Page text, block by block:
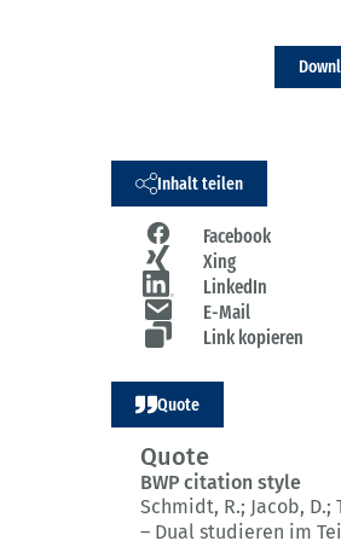
Inhalt teilen
Facebook
Xing
LinkedIn
E-Mail
Link kopieren
Quote
Quote
BWP citation style
Schmidt, R.; Jacob, D.;
– Dual studieren im